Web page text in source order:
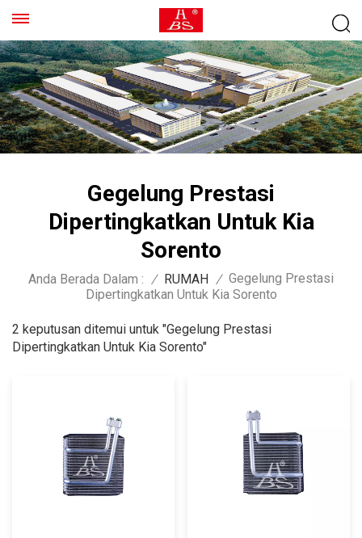
Gegelung Prestasi
Dipertingkatkan Untuk Kia
Sorento
Anda Berada Dalam : / RUMAH / Gegelung Prestasi
Dipertingkatkan Untuk Kia Sorento
2 keputusan ditemui untuk "Gegelung Prestasi
Dipertingkatkan Untuk Kia Sorento"